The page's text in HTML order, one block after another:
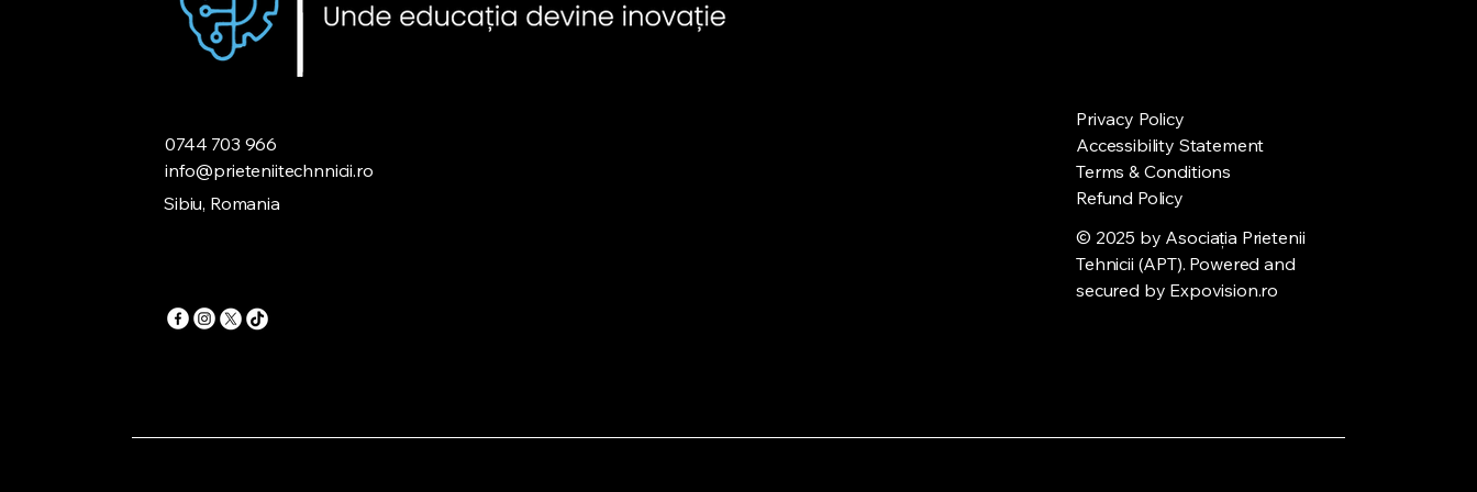
0744 703 966
info@prieteniitechnnicii.ro
Sibiu, Romania
Privacy Policy
Accessibility Statement
Terms & Conditions
Refund Policy
© 2025 by Asociația Prietenii
Tehnicii (APT). Powered and
secured by Expovision.ro